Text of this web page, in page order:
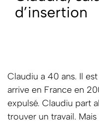
d’insertion
Claudiu a 40 ans. Il
arrive en France en
expulsé. Claudiu part
trouver un travail.